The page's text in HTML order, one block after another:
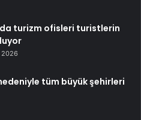
turizm ofisleri turistlerin
2026
tüm büyük şehirleri